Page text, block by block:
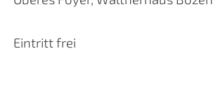
Eintritt frei